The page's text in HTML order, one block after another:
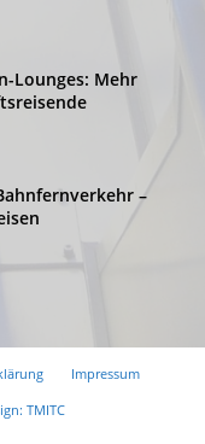
Lounges: Mehr
–
Impressum
TMITC